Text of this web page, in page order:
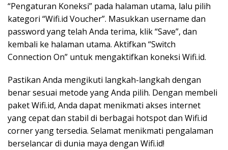
“Pengaturan Koneksi” pada halaman utama, lalu pilih
kategori “Wifi.id Voucher”. Masukkan username dan
password yang telah Anda terima, klik “Save”, dan
kembali ke halaman utama. Aktifkan “Switch
Connection On” untuk mengaktifkan koneksi Wifi.id.
Pastikan Anda mengikuti langkah-langkah dengan
benar sesuai metode yang Anda pilih. Dengan membeli
paket Wifi.id, Anda dapat menikmati akses internet
yang cepat dan stabil di berbagai hotspot dan Wifi.id
corner yang tersedia. Selamat menikmati pengalaman
berselancar di dunia maya dengan Wifi.id!